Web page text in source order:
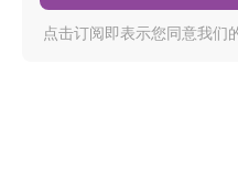
点击订阅即表示您同意我们